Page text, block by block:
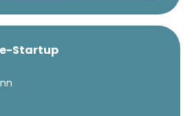
Startup